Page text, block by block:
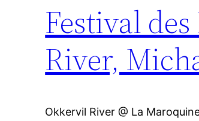
Festival
River,
Okkervil River @ La